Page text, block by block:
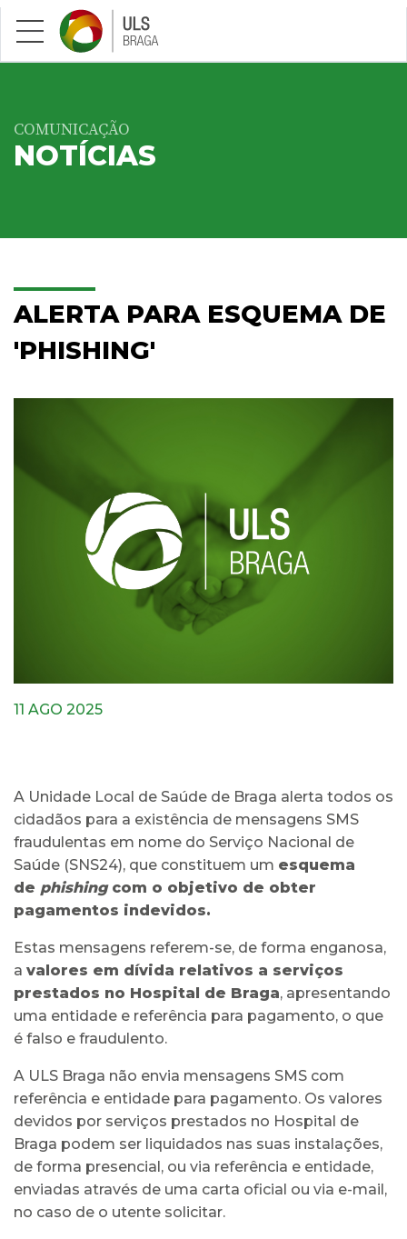
Saltar para conteúdo principal
COMUNICAÇÃO
NOTÍCIAS
ALERTA PARA ESQUEMA DE
'PHISHING'
11 AGO 2025
A Unidade Local de Saúde de Braga alerta todos os
cidadãos para a existência de mensagens SMS
fraudulentas em nome do Serviço Nacional de
Saúde (SNS24), que constituem um esquema
de phishing com o objetivo de obter
pagamentos indevidos.
Estas mensagens referem-se, de forma enganosa,
a valores em dívida relativos a serviços
prestados no Hospital de Braga, apresentando
uma entidade e referência para pagamento, o que
é falso e fraudulento.
A ULS Braga não envia mensagens SMS com
referência e entidade para pagamento. Os valores
devidos por serviços prestados no Hospital de
Braga podem ser liquidados nas suas instalações,
de forma presencial, ou via referência e entidade,
enviadas através de uma carta oficial ou via e-mail,
no caso de o utente solicitar.